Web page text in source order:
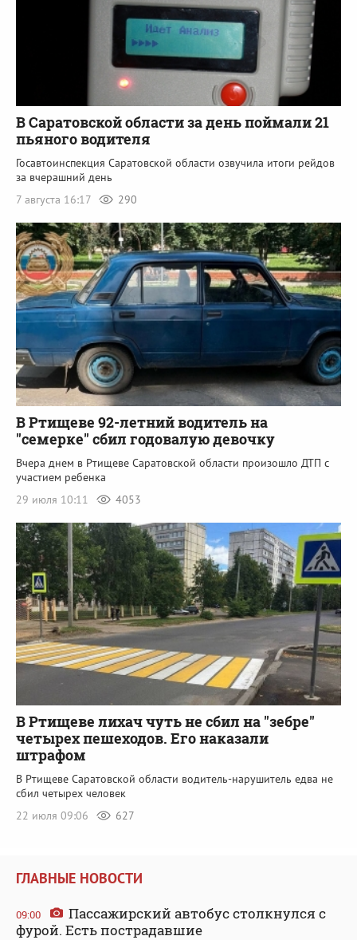
В Саратовской области за день поймали 21
пьяного водителя
Госавтоинспекция Саратовской области озвучила итоги рейдов
за вчерашний день
7 августа 16:17
290
В Ртищеве 92-летний водитель на
"семерке" сбил годовалую девочку
Вчера днем в Ртищеве Саратовской области произошло ДТП с
участием ребенка
29 июля 10:11
4053
В Ртищеве лихач чуть не сбил на "зебре"
четырех пешеходов. Его наказали
штрафом
В Ртищеве Саратовской области водитель-нарушитель едва не
сбил четырех человек
22 июля 09:06
627
ГЛАВНЫЕ НОВОСТИ
09:00
Пассажирский автобус столкнулся с
фурой. Есть пострадавшие